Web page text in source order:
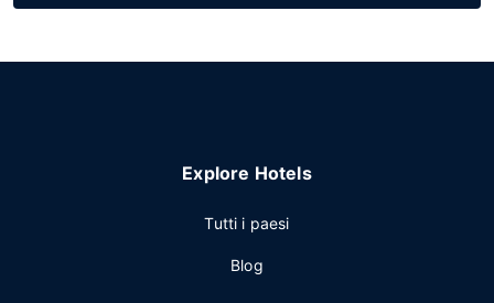
Explore Hotels
Tutti i paesi
Blog